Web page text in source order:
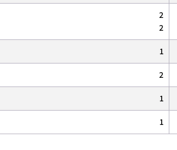
2
2
1
2
1
1